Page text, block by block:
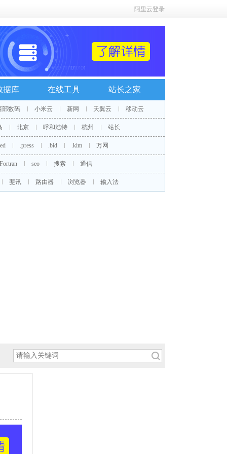
阿里云登录
据库 在线工具 站长之家
部数码 小米云 新网 天翼云 移动云
北京 呼和浩特 杭州 站长
.press .bid .kim 万网
Fortran seo 搜索 通信
斐讯 路由器 浏览器 输入法